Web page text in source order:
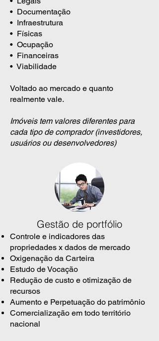
• Documentação
• Infraestrutura
• Físicas
• Ocupação
• Financeiras
• Viabilidade
Voltado ao mercado e quanto
realmente vale.
Imóveis tem valores diferentes para
cada tipo de comprador (investidores,
usuários ou desenvolvedores)
Gestão de portfólio
Controle e indicadores das
propriedades x dados de mercado
Oxigenação da Carteira
Estudo de Vocação
Redução de custo e otimização de
recursos
Aumento e Perpetuação do patrimônio
Comercialização em todo território
nacional